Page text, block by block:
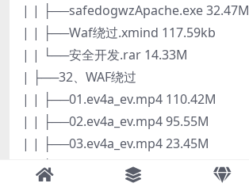
| | ├──safedogwzApache.exe 32.47M
| | ├──Waf绕过.xmind 117.59kb
| | └──安全开发.rar 14.33M
| ├──32、WAF绕过
| | ├──01.ev4a_ev.mp4 110.42M
| | ├──02.ev4a_ev.mp4 95.55M
| | ├──03.ev4a_ev.mp4 23.45M
| | ├──04.ev4a_ev.mp4 89.96M